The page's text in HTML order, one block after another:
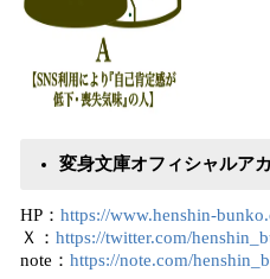
変身文庫オフィシャルア
HP： https://www.henshin-
Ｘ： https://twitter.com/
note： https://note.com/